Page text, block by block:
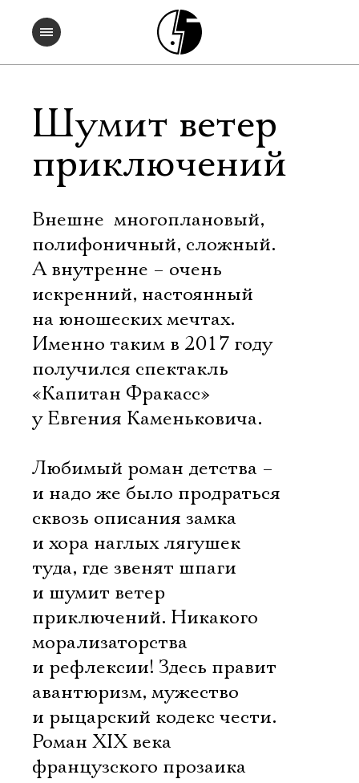
Шумит ветер
приключений
Внешне  многоплановый,
полифоничный, сложный.
А внутренне – очень
искренний, настоянный
на юношеских мечтах.
Именно таким в 2017 году
получился спектакль
«Капитан Фракасс»
у Евгения Каменьковича.
Любимый роман детства –
и надо же было продраться
сквозь описания замка
и хора наглых лягушек
туда, где звенят шпаги
и шумит ветер
приключений. Никакого
морализаторства
и рефлексии! Здесь правит
авантюризм, мужество
и рыцарский кодекс чести.
Роман XIX века
французского прозаика